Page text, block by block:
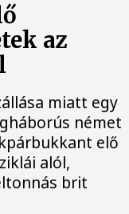
az
miatt egy
német
elő
alól,
brit